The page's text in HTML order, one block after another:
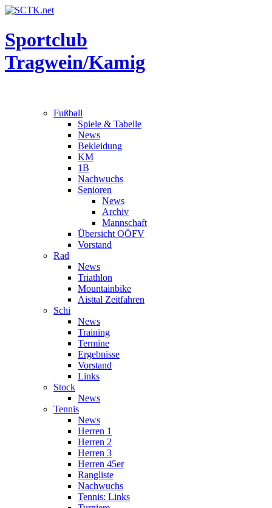
Sportclub
Tragwein/Kamig
Fußball
Spiele & Tabelle
News
Bekleidung
KM
1B
Nachwuchs
Senioren
News
Archiv
Mannschaft
Übersicht OÖFV
Vorstand
Rad
News
Triathlon
Mountainbike
Aisttal Zeitfahren
Schi
News
Training
Termine
Ergebnisse
Vorstand
Links
Stock
News
Tennis
News
Herren 1
Herren 2
Herren 3
Herren 45er
Rangliste
Nachwuchs
Tennis: Links